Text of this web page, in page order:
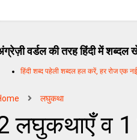
वर्डल की तरह हिंदी में शब्दल
हिंदी शब्द पहेली शब्दल हल करें, हर रोज एक
लघुकथा
लघुकथाएँ व 1